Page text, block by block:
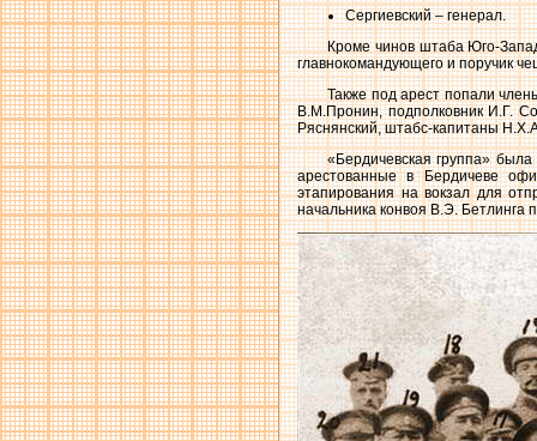
Сергиевский – генерал.
Кроме чинов штаба Юго-
главнокомандующего и поручик
Также под арест попали
В.М.Пронин, подполковник И.Г.
Ряснянский, штабс-капитаны
«Бердичевская группа»
арестованные в Бердичеве
этапирования на вокзал для
начальника конвоя В.Э. Бетлинга